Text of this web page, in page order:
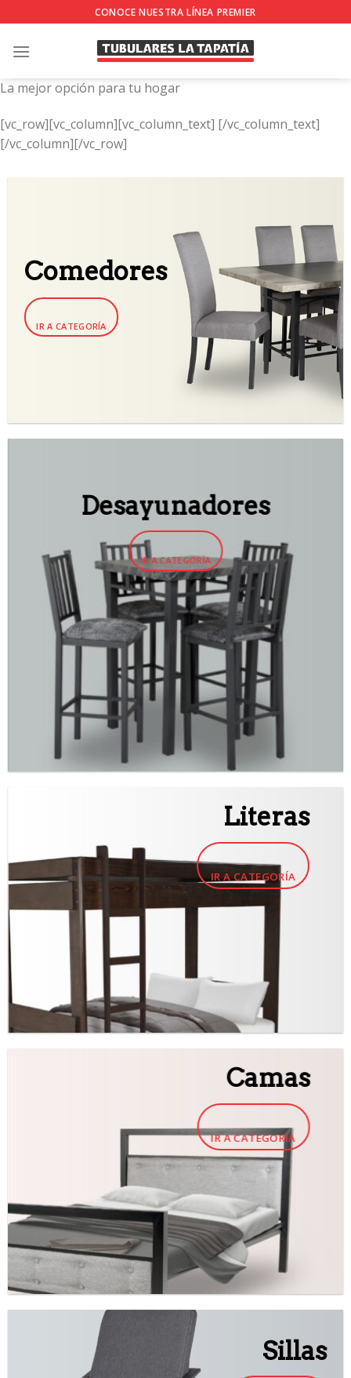
to
content
CONOCE NUESTRA LÍNEA PREMIER
La mejor opción para tu hogar
[vc_row][vc_column][vc_column_text] [/vc_column_text]
[/vc_column][/vc_row]
Comedores
IR A CATEGORÍA
Desayunadores
IR A CATEGORÍA
Literas
IR A CATEGORÍA
Camas
IR A CATEGORÍA
Sillas